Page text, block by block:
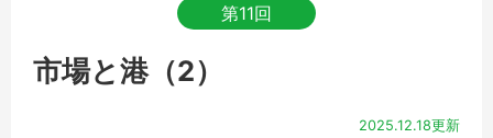
第11回
市場と港（2）
2025.12.18更新